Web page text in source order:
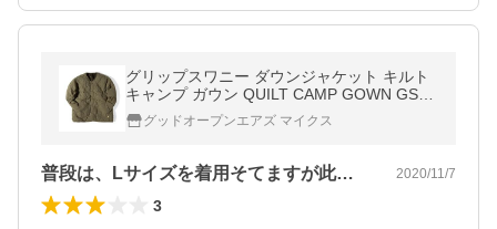
グリップスワニー ダウンジャケット キルト
キャンプ ガウン QUILT CAMP GOWN GSJ-
57 メンズ GRIP SWANY
グッドオープンエアズ マイクス
普段は、Lサイズを着用そてますが此のL… 2020/11/7
3